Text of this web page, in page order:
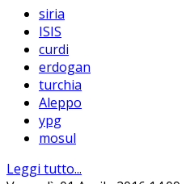
siria
ISIS
curdi
erdogan
turchia
Aleppo
ypg
mosul
Leggi tutto...